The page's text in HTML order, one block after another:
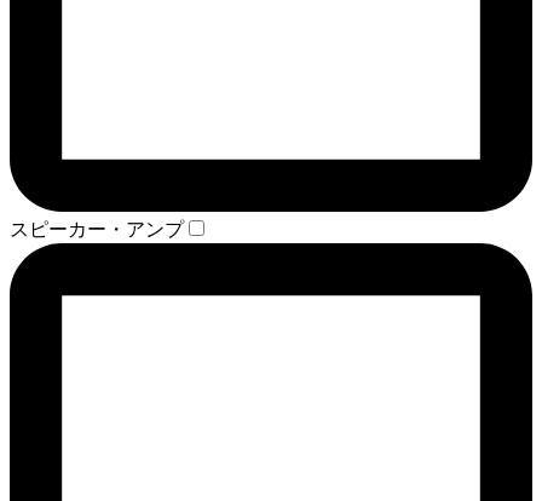
スピーカー・アンプ